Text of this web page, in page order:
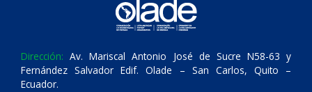
Dirección: Av. Mariscal Antonio José de Sucre N58-63 y
Fernández Salvador Edif. Olade – San Carlos, Quito –
Ecuador.